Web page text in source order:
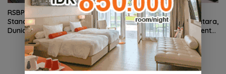
RSBP Batam Torehkan
Standar Pelayanan Kelas
Dunia, Raih Diamond Status
dari WSO
Rayakan Kemerdekaan
dengan Cita Rasa Nusantara,
Grand Mercure Batam Centre
Hadirkan “Flavours of
Nusantara”